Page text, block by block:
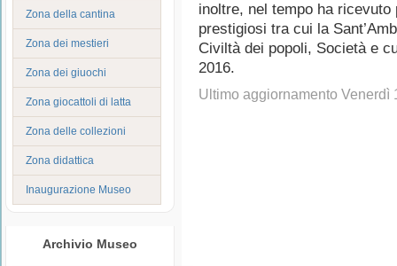
Zona della cantina
Zona dei mestieri
Zona dei giuochi
Zona giocattoli di latta
Zona delle collezioni
Zona didattica
Inaugurazione Museo
Archivio Museo
inoltre, nel tempo ha
prestigiosi tra cui la
Civiltà dei popoli, Società e
2016.
Ultimo aggiornamento Venerdì